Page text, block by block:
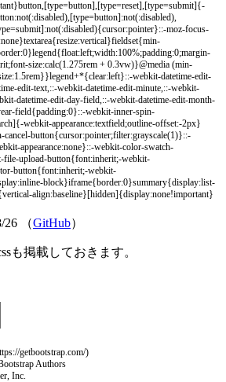
26 （GitHub）
も掲載しておきます。
getbootstrap.com/)
Authors
Inc.